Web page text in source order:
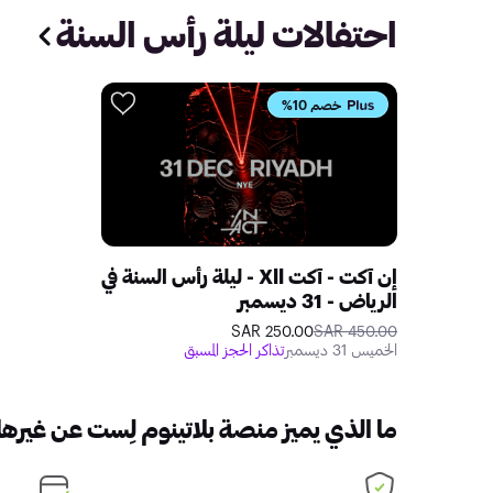
احتفالات ليلة رأس السنة
خصم 10%
إن آكت - آكت Xll - ليلة رأس السنة في
الرياض - 31 ديسمبر
450.00 SAR
250.00 SAR
الخميس 31 ديسمبر
تذاكر الحجز المسبق
ما الذي يميز منصة بلاتينوم لِست عن